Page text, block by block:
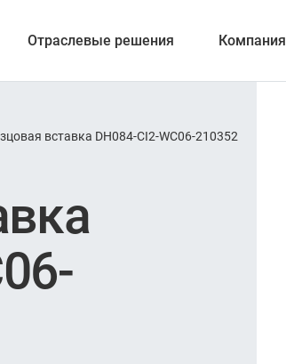
Точение
отверстий
Отраслевые решения Компания
вставка DH084-CI2-WC06-210352